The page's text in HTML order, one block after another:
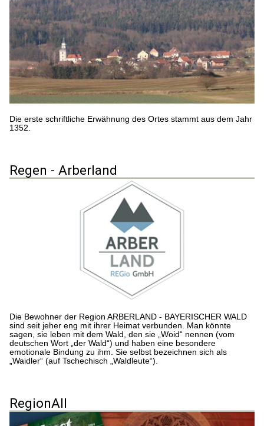
Die erste schriftliche Erwähnung des Ortes stammt aus dem Jahr
1352.
Regen - Arberland
Die Bewohner der Region ARBERLAND - BAYERISCHER WALD
sind seit jeher eng mit ihrer Heimat verbunden. Man könnte
sagen, sie leben mit dem Wald, den sie „Woid“ nennen (vom
deutschen Wort „der Wald“) und haben eine besondere
emotionale Bindung zu ihm. Sie selbst bezeichnen sich als
„Waidler“ (auf Tschechisch „Waldleute“).
RegionAll